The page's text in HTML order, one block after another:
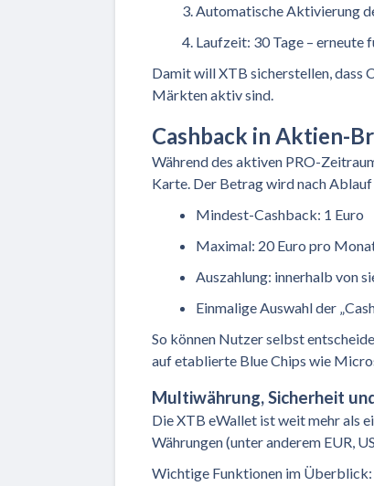
Automatische Aktivierung
Laufzeit: 30 Tage –
Damit will XTB sicherstellen, dass
Märkten aktiv sind.
Cashback in Aktien-
Während des aktiven PRO-
Karte. Der Betrag wird nach
Mindest-Cashback: 1 Euro
Maximal: 20 Euro pro
Auszahlung: innerhalb von
Einmalige Auswahl der
So können Nutzer selbst
auf etablierte Blue Chips wie
Multiwährung, Sicherheit
Die XTB eWallet ist weit mehr als
Währungen (unter anderem EUR,
Wichtige Funktionen im Überblick: